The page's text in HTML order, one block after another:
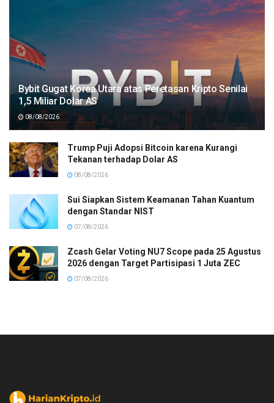
Bybit Gugat Korea Utara atas Peretasan Kripto Senilai
1,5 Miliar Dolar AS
08/08/2026
Trump Puji Adopsi Bitcoin karena Kurangi
Tekanan terhadap Dolar AS
08/08/2026
Sui Siapkan Sistem Keamanan Tahan Kuantum
dengan Standar NIST
07/08/2026
Zcash Gelar Voting NU7 Scope pada 25 Agustus
2026 dengan Target Partisipasi 1 Juta ZEC
07/08/2026